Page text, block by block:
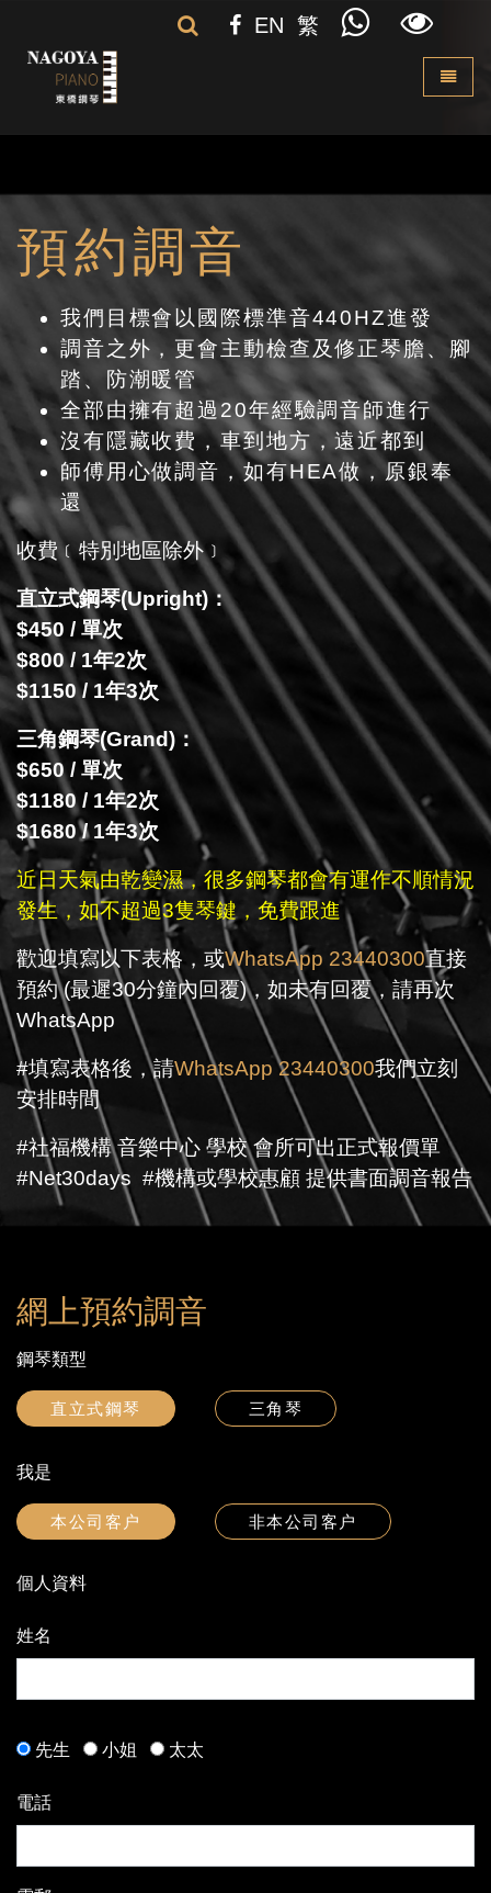
Toggle
EN 繁
預約調音
我們目標會以國際標準音440HZ進發
調音之外，更會主動檢查及修正琴膽、腳
踏、防潮暖管
全部由擁有超過20年經驗調音師進行
沒有隱藏收費，車到地方，遠近都到
師傅用心做調音，如有HEA做，原銀奉
還
收費﹝特別地區除外﹞
直立式鋼琴(Upright)：
$450 / 單次
$800 / 1年2次
$1150 / 1年3次
三角鋼琴(Grand)：
$650 / 單次
$1180 / 1年2次
$1680 / 1年3次
近日天氣由乾變濕，很多鋼琴都會有運作不順情況
發生，如不超過3隻琴鍵，免費跟進
歡迎填寫以下表格，或WhatsApp 23440300直接
預約 (最遲30分鐘內回覆)，如未有回覆，請再次
WhatsApp
#填寫表格後，請WhatsApp 23440300我們立刻
安排時間
#社福機構 音樂中心 學校 會所可出正式報價單
#Net30days #機構或學校惠顧 提供書面調音報告
網上預約調音
鋼琴類型
直立式鋼琴 三角琴
我是
本公司客户 非本公司客户
個人資料
姓名
先生 小姐 太太
電話